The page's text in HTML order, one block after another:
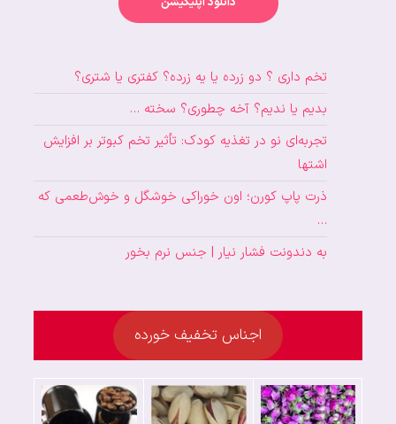
تخم داری ؟ دو زرده یا یه زرده؟ کفتری یا شتری؟
بدیم یا ندیم؟ آخه چطوری؟ سخته …
تجربه‌ای نو در تغذیه کودک: تأثیر تخم کبوتر بر افزایش
اشتها
ذرت پاپ کورن؛ اون خوراکی خوشگل و خوش‌طعمی که
…
به دندونت فشار نیار | جنس نرم بخور
اجناس تخفیف خورده